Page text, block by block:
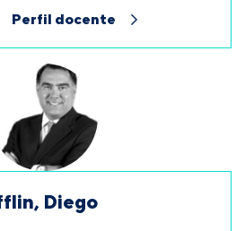
Perfil docente
Diego